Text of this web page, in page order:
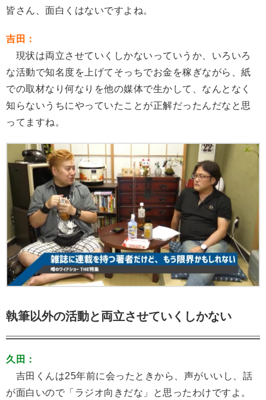
皆さん、面白くはないですよね。
吉田：
現状は両立させていくしかないっていうか、いろいろ
な活動で知名度を上げてそっちでお金を稼ぎながら、紙
での取材なり何なりを他の媒体で生かして、なんとなく
知らないうちにやっていたことが正解だったんだなと思
ってますね。
執筆以外の活動と両立させていくしかない
久田：
吉田くんは25年前に会ったときから、声がいいし、話
が面白いので「ラジオ向きだな」と思ったわけですよ。